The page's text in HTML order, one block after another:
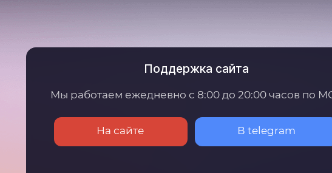
Поддержка сайта
Мы работаем ежедневно с 8:00 до 20:00 часов по
На сайте В telegram